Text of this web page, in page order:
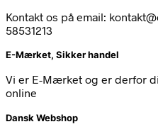
Kontakt os på email:
58531213
E-Mærket, Sikker handel
Vi er E-Mærket og er derfor
online
Dansk Webshop